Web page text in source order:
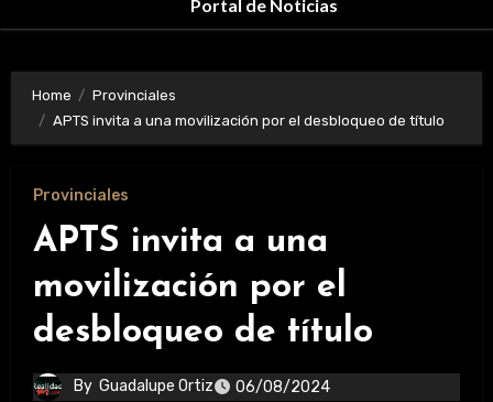
Portal de Noticias
Home
Provinciales
APTS invita a una movilización por el desbloqueo de título
Provinciales
APTS invita a una
movilización por el
desbloqueo de título
By Guadalupe Ortiz 06/08/2024